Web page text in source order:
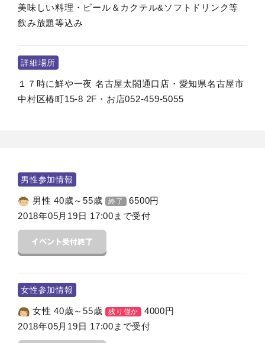
美味しい料理・ビール＆カクテル&ソフトドリンク等
飲み放題等込み
詳細場所
１７時に鮮や一夜 名古屋太閤通口店・愛知県名古屋市
中村区椿町15-8 2F・お店052-459-5055
男性参加情報
男性 40歳～55歳 終了 6500円
2018年05月19日 17:00まで受付
女性参加情報
女性 40歳～55歳 残り僅か 4000円
2018年05月19日 17:00まで受付